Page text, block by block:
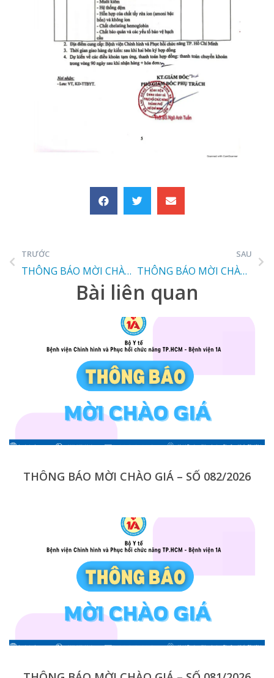
TRƯỚC
THÔNG BÁO MỜI CHÀO GIÁ
SAU
THÔNG BÁO MỜI CHÀO GIÁ
Bài liên quan
THÔNG BÁO MỜI CHÀO GIÁ – SỐ 082/2026